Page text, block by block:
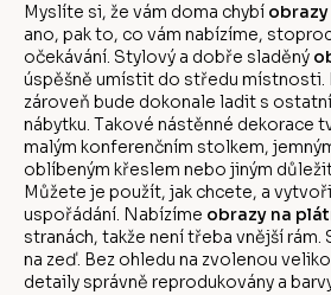
Myslíte si, že vám doma chybí
ano, pak to, co vám nabízíme,
očekávání. Stylový a dobře sladěný
úspěšně umístit do středu místnosti.
zároveň bude dokonale ladit s
nábytku. Takové nástěnné dekorace
malým konferenčním stolkem,
oblíbeným křeslem nebo jiným
Můžete je použít, jak chcete, a
uspořádání. Nabízíme obrazy na
stranách, takže není třeba vnější
na zeď. Bez ohledu na zvolenou
detaily správně reprodukovány a